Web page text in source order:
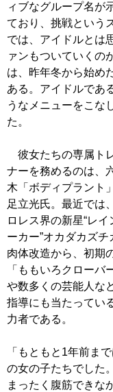
ィブなグループ名が
ており、挑戦という
では、アイドルとは
ァンもついていくの
は、昨年冬から始め
ある。アイドルであ
うなメニューをこ
た。
彼女たちの専属ト
ナーを務めるのは、
木「ボディプラント
足立光氏。最近では
ロレス界の新星“レイ
ーカー”オカダカズチ
肉体改造から、初期
「ももいろクローバ
や数多くの芸能人な
指導にも当たってい
力者である。
「もともと1年前ま
の女の子たちでした
まったく腹筋できな